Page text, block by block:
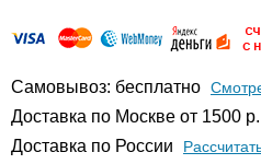
Самовывоз: бесплатно
Доставка по Москве от 1500 р.
Доставка по России